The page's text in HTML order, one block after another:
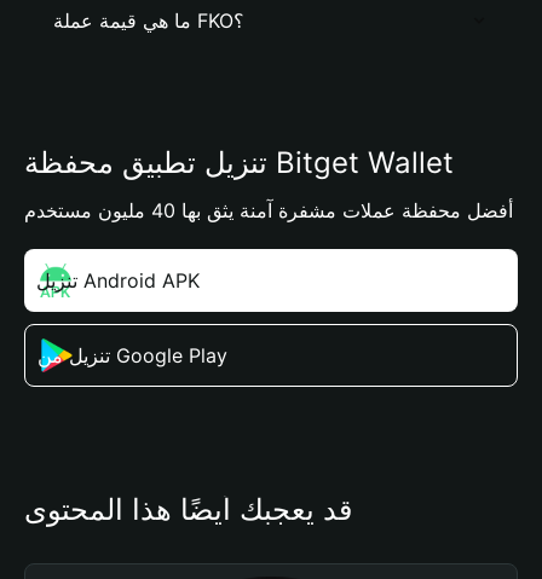
ما هي قيمة عملة FKO؟
تنزيل تطبيق محفظة Bitget Wallet
أفضل محفظة عملات مشفرة آمنة يثق بها 40 مليون مستخدم
تنزيل Android APK
تنزيل من Google Play
قد يعجبك أيضًا هذا المحتوى